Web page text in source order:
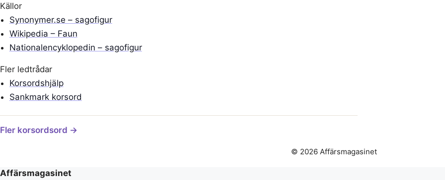
Källor
Synonymer.se – sagofigur
Wikipedia – Faun
Nationalencyklopedin – sagofigur
Fler ledtrådar
Korsordshjälp
Sankmark korsord
Fler korsordsord →
© 2026 Affärsmagasinet
Affärsmagasinet